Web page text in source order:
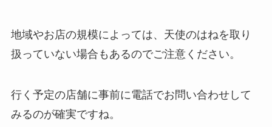
地域やお店の規模によっては、天使のはねを取り
扱っていない場合もあるのでご注意ください。
行く予定の店舗に事前に電話でお問い合わせして
みるのが確実ですね。